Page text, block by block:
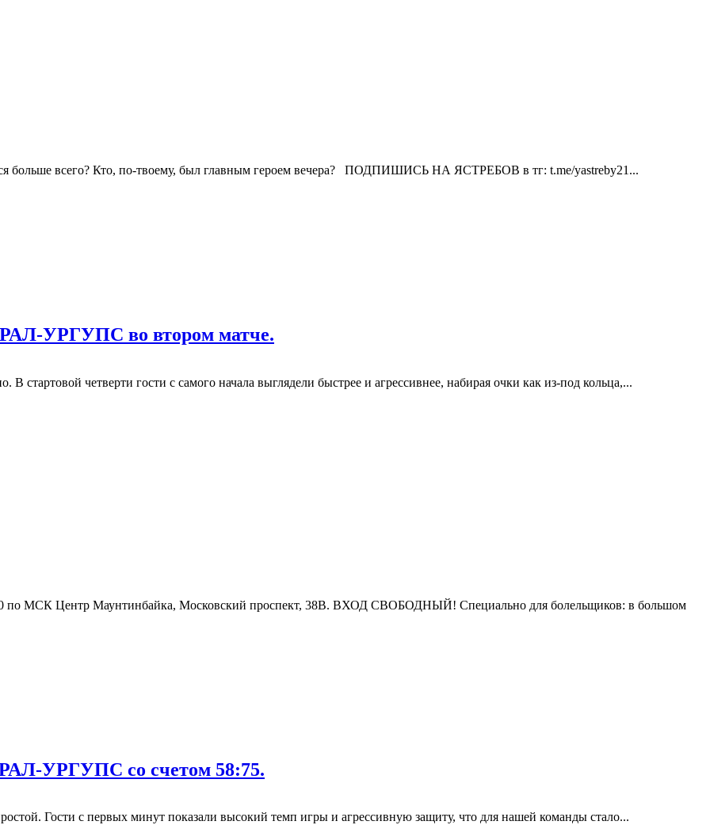
больше всего? Кто, по-твоему, был главным героем вечера? ПОДПИШИСЬ НА ЯСТРЕБОВ в тг: t.me/yastreby21...
УРГУПС во втором матче.
стартовой четверти гости с самого начала выглядели быстрее и агрессивнее, набирая очки как из-под кольца,...
по МСК Центр Маунтинбайка, Московский проспект, 38В. ВХОД СВОБОДНЫЙ! Специально для болельщиков: в большом
УРГУПС со счетом 58:75.
Гости с первых минут показали высокий темп игры и агрессивную защиту, что для нашей команды стало...